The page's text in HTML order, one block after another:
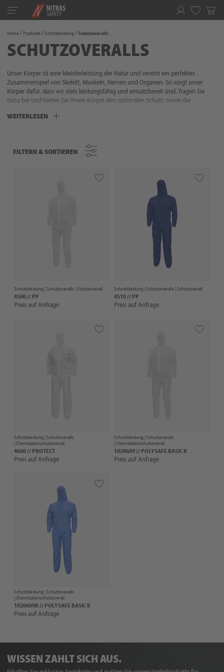
Toggle
navigation
Home Produkte Schutzkleidung Schutzoveralls
SCHUTZOVERALLS
Unser Körper ist eine Meisterleistung der Natur und vereint ein perfektes
Zusammenspiel von Skelett, Muskeln, Nerven und Organen. So sorgt unser
Körper dafür, dass wir stets leistungsfähig und einsatzbereit sind. Tragen Sie
dazu bei und bieten Sie Ihrem Körper den optimalen Schutz sowie die
Sortiment an Schutzkleidung decken wir die gängigsten Arbeitsbereiche ab.
praktischen Details und das Zubehör, finden Sie bei uns für alle Witterungs- und
Umgebungsbedingungen die passende Ausrüstung, die Ihren Alltag
WEITERLESEN
FILTERN & SORTIEREN
FILTERN & SORTIEREN
Schutzkleidung |Schutzoveralls | Schutzoverall
4500 // PP
Preis auf Anfrage
Schutzkleidung |Schutzoveralls | Schutzoverall
4510 // PP
Preis auf Anfrage
Schutzkleidung |Schutzoveralls
| Chemikalienschutzoverall
4600 // PROTECT
Preis auf Anfrage
Schutzkleidung |Schutzoveralls
| Chemikalienschutzoverall
1020609 // POLYSAFE BASIC II
Preis auf Anfrage
Schutzkleidung |Schutzoveralls
| Chemikalienschutzoverall
1020609B // POLYSAFE BASIC II
Preis auf Anfrage
WISSEN ZAHLT SICH AUS.